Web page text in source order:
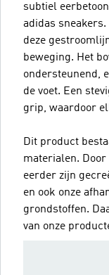
subtiel
adidas
deze
beweging. Het
ondersteunend,
de voet. Een
grip, waardoor
Dit product
materialen.
eerder zijn
en ook onze
grondstoffen.
van onze